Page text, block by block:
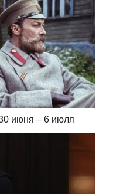
июня – 6 июля